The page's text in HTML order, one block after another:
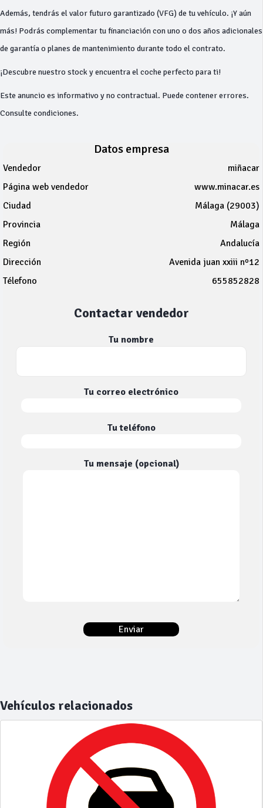
Además, tendrás el valor futuro garantizado (VFG) de tu vehículo. ¡Y aún
más! Podrás complementar tu financiación con uno o dos años adicionales
de garantía o planes de mantenimiento durante todo el contrato.
¡Descubre nuestro stock y encuentra el coche perfecto para ti!
Este anuncio es informativo y no contractual. Puede contener errores.
Consulte condiciones.
Datos empresa
Vendedor
miñacar
Página web vendedor
www.minacar.es
Ciudad
Málaga (29003)
Provincia
Málaga
Región
Andalucía
Dirección
Avenida juan xxiii nº12
Télefono
655852828
Contactar vendedor
Tu nombre
Tu correo electrónico
Tu teléfono
Tu mensaje (opcional)
Vehículos relacionados